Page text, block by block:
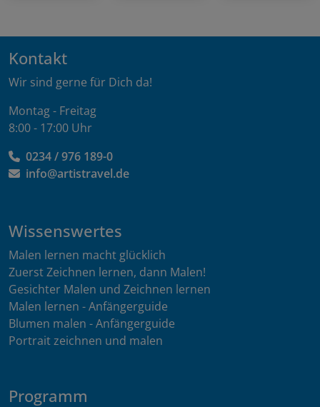
Kontakt
Wir sind gerne für Dich da!
Montag - Freitag
8:00 - 17:00 Uhr
0234 / 976 189-0
info@artistravel.de
Wissenswertes
Malen lernen macht glücklich
Zuerst Zeichnen lernen, dann Malen!
Gesichter Malen und Zeichnen lernen
Malen lernen - Anfängerguide
Blumen malen - Anfängerguide
Portrait zeichnen und malen
Programm